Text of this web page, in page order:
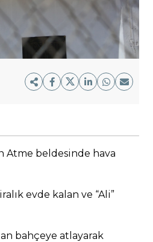
Atme beldesinde hava
evde kalan ve “Ali”
bahçeye atlayarak